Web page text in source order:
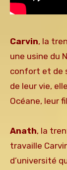
Carvin, la
une usine du
confort et de
de leur vie,
Océane, leur
Anath, la
travaille
d’université